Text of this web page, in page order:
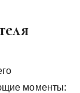
моменты: